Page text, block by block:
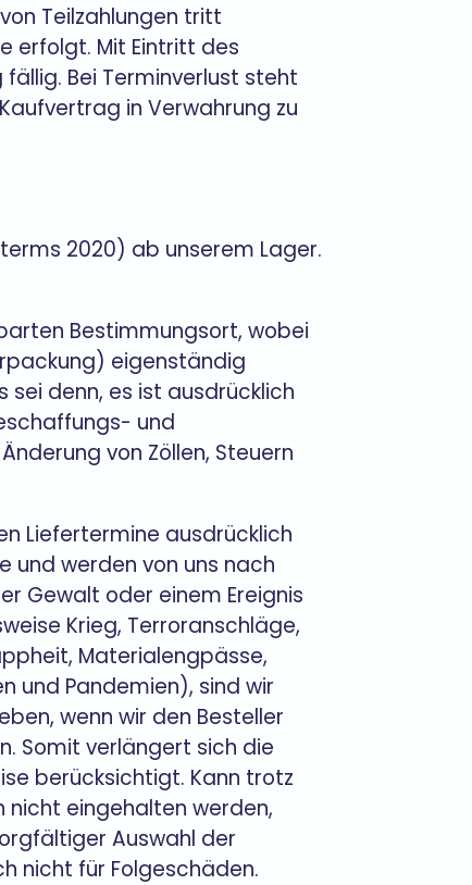
Teilzahlungen tritt
erfolgt. Mit Eintritt des
Bei Terminverlust steht
in Verwahrung zu
2020) ab unserem Lager.
Bestimmungsort, wobei
eigenständig
denn, es ist ausdrücklich
und
von Zöllen, Steuern
Liefertermine ausdrücklich
und werden von uns nach
Gewalt oder einem Ereignis
Krieg, Terroranschläge,
Materialengpässe,
und Pandemien), sind wir
wenn wir den Besteller
Somit verlängert sich die
berücksichtigt. Kann trotz
nicht eingehalten werden,
Auswahl der
nicht für Folgeschäden.